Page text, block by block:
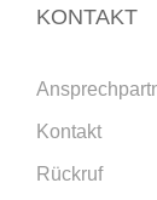
KONTAKT
Kontakt
Rückruf